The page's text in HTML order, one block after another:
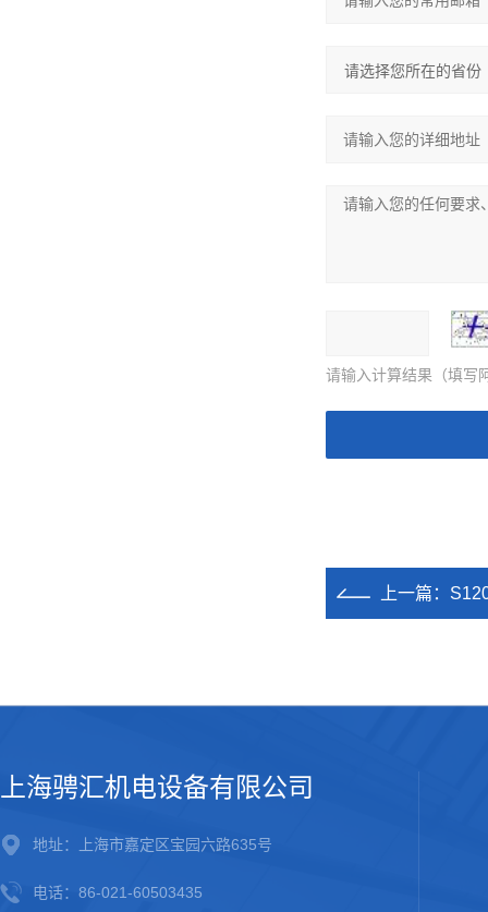
请输入计算结果（填写
上一篇：
上海骋汇机电设备有限公司
地址：上海市嘉定区宝园六路635号
电话：86-021-60503435